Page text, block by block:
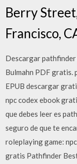
Berry
Francisco,
Descargar pathfinder
Bulmahn PDF gratis.
EPUB descargar
npc codex ebook
que debes leer es
seguro de que te
roleplaying game:
gratis Pathfinder